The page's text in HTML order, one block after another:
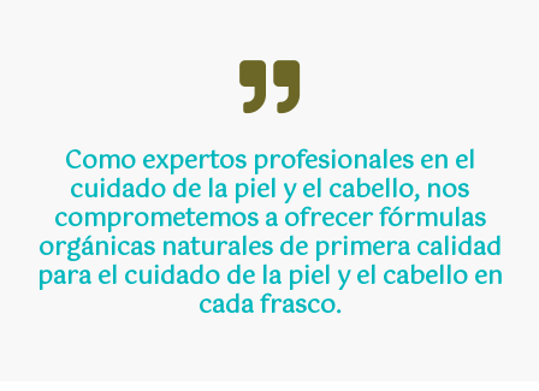
Como expertos profesionales en el
cuidado de la piel y el cabello, nos
comprometemos a ofrecer fórmulas
orgánicas naturales de primera calidad
para el cuidado de la piel y el cabello en
cada frasco.